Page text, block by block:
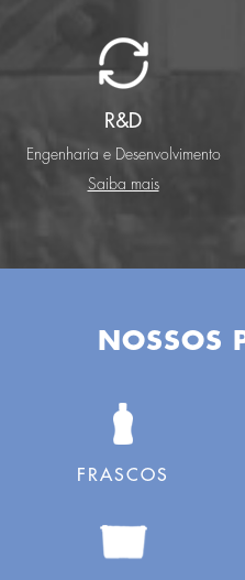
R&D
Engenharia e Desenvolvimento
Saiba mais
NOSSOS
FRASCOS